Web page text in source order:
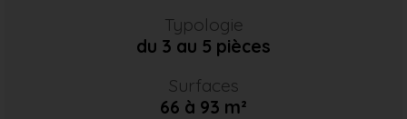
Typologie
du 3 au 5 pièces
Surfaces
66 à 93 m²